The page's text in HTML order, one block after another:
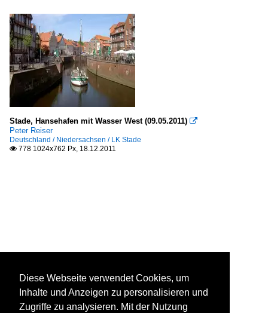
Stade, Hansehafen mit Wasser West (09.05.2011) 
Peter Reiser
Deutschland / Niedersachsen / LK Stade
 778 1024x762 Px, 18.12.2011
Diese Webseite verwendet Cookies, um
Inhalte und Anzeigen zu personalisieren und
Zugriffe zu analysieren. Mit der Nutzung